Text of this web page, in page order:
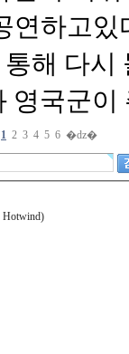
해 다시
영국군
1 2 3 4 5 6 �ǳ�
Hotwind)